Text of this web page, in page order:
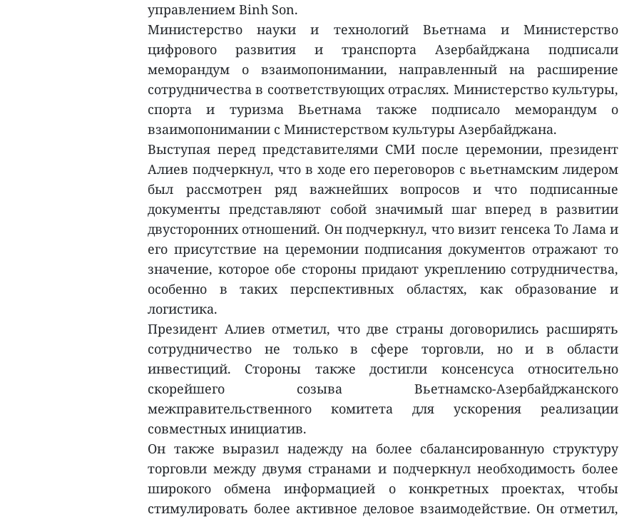
управлением Binh Son.
Министерство науки и технологий Вьетнама и Министерство
цифрового развития и транспорта Азербайджана подписали
меморандум о взаимопонимании, направленный на расширение
сотрудничества в соответствующих отраслях. Министерство культуры,
спорта и туризма Вьетнама также подписало меморандум о
взаимопонимании с Министерством культуры Азербайджана.
Выступая перед представителями СМИ после церемонии, президент
Алиев подчеркнул, что в ходе его переговоров с вьетнамским лидером
был рассмотрен ряд важнейших вопросов и что подписанные
документы представляют собой значимый шаг вперед в развитии
двусторонних отношений. Он подчеркнул, что визит генсека То Лама и
его присутствие на церемонии подписания документов отражают то
значение, которое обе стороны придают укреплению сотрудничества,
особенно в таких перспективных областях, как образование и
логистика.
Президент Алиев отметил, что две страны договорились расширять
сотрудничество не только в сфере торговли, но и в области
инвестиций. Стороны также достигли консенсуса относительно
скорейшего созыва Вьетнамско-Азербайджанского
межправительственного комитета для ускорения реализации
совместных инициатив.
Он также выразил надежду на более сбалансированную структуру
торговли между двумя странами и подчеркнул необходимость более
широкого обмена информацией о конкретных проектах, чтобы
стимулировать более активное деловое взаимодействие. Он отметил,